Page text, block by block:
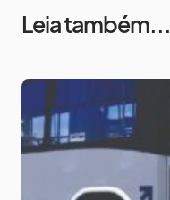
Leia também...